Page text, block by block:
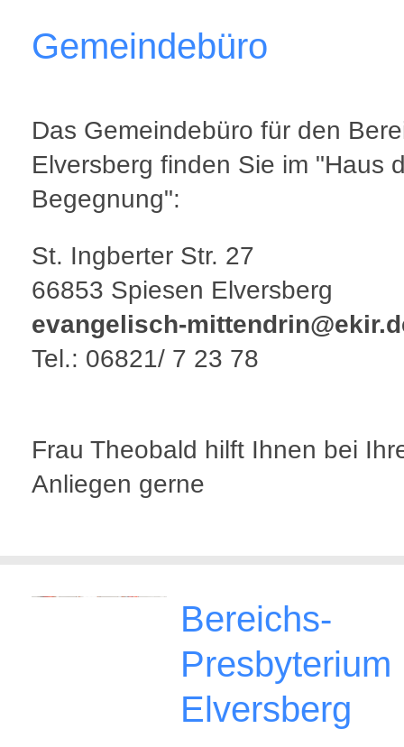
Gemeindebüro
Das Gemeindebüro für den
Elversberg finden Sie im "Haus
Begegnung":
St. Ingberter Str. 27
66853 Spiesen Elversberg
evangelisch-
Tel.: 06821/ 7 23 78
Frau Theobald hilft Ihnen bei
Anliegen gerne
Bereichs-
Presbyterium
Elversberg